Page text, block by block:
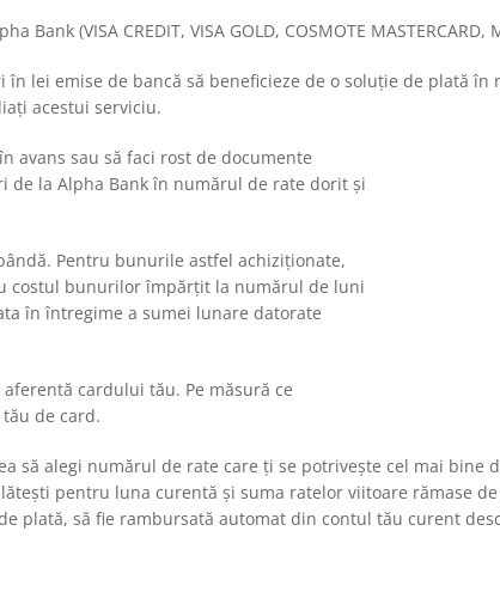
(VISA CREDIT, VISA GOLD, COSMOTE MASTERCARD,
lei emise de bancă să beneficieze de o soluție de plată în
acestui serviciu.
avans sau să faci rost de documente
la Alpha Bank în numărul de rate dorit și
Pentru bunurile astfel achiziționate,
costul bunurilor împărțit la numărul de luni
în întregime a sumei lunare datorate
cardului tău. Pe măsură ce
de card.
să alegi numărul de rate care ți se potrivește cel mai bine
pentru luna curentă și suma ratelor viitoare rămase
plată, să fie rambursată automat din contul tău curent